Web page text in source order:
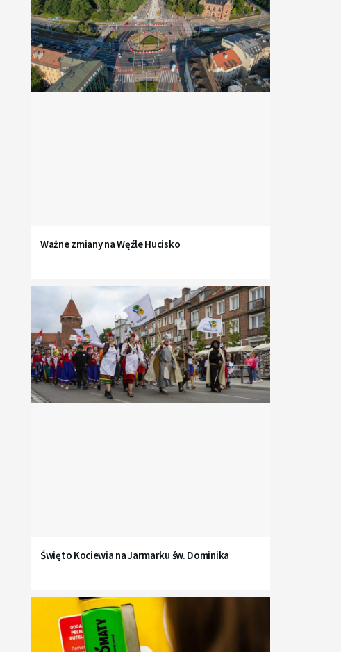
Ważne zmiany na Węźle Hucisko
Święto Kociewia na Jarmarku św. Dominika